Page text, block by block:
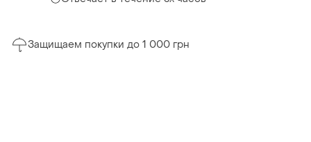
Защищаем покупки до 1 000 грн